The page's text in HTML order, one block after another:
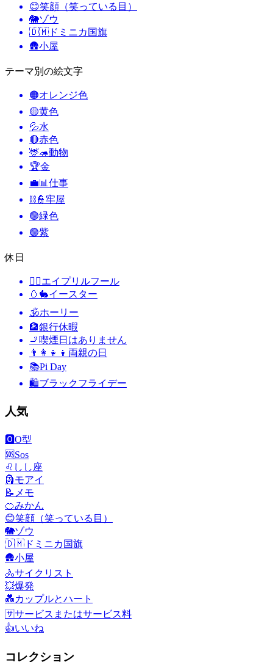
😊笑顔（笑っている目）
🐘ゾウ
🇩🇲 ドミニカ国旗
🛖小屋
テーマ別の絵文字
🟠オレンジ色
🟡黄色
💦水
🔴赤色
🦌🦔動物
🏆金
💼📊 仕事
⛓️👮牢屋
🟢緑色
🟣紫
休日
🙆‍♂️エイプリルフール
🥚🐇イースター
🕉ホーリー
🏦銀行休暇
🚬 喫煙日はありません
👨‍👩‍👧‍👦 両親の日
📚Pi Day
🛍ブラックフライデー
人気
🅾️O型
🆘Sos
♌ しし座
🗿モアイ
📝 メモ
🍊みかん
😊笑顔（笑っている目）
🐘ゾウ
🇩🇲 ドミニカ国旗
🛖小屋
🚴サイクリスト
💥爆発
💑カップルとハート
🈂️サービスまたはサービス料
👍いいね
コレクション